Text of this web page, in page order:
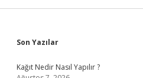
Sidebar
Son Yazılar
Kağıt Nedir Nasıl Yapılır ?